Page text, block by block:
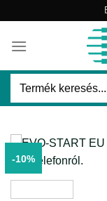
content
Keresés
-10%